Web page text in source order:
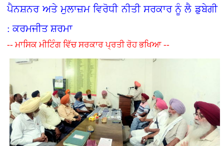
ਪੈਨਸ਼ਨਰ ਅਤੇ ਮੁਲਾਜ਼ਮ ਵਿਰੋਧੀ ਨੀਤੀ ਸਰਕਾਰ ਨੂੰ ਲੈ ਡੁਬੇਗੀ
: ਕਰਮਜੀਤ ਸ਼ਰਮਾ
-- ਮਾਸਿਕ ਮੀਟਿੰਗ ਵਿੱਚ ਸਰਕਾਰ ਪ੍ਰਤੀ ਰੋਹ ਭਖਿਆ --